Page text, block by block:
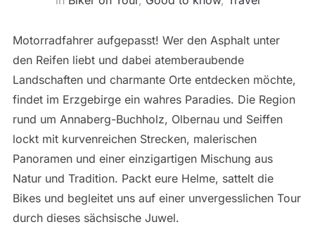
Motorradfahrer aufgepasst! Wer den Asphalt unter
den Reifen liebt und dabei atemberaubende
Landschaften und charmante Orte entdecken möchte,
findet im Erzgebirge ein wahres Paradies. Die Region
rund um Annaberg-Buchholz, Olbernau und Seiffen
lockt mit kurvenreichen Strecken, malerischen
Panoramen und einer einzigartigen Mischung aus
Natur und Tradition. Packt eure Helme, sattelt die
Bikes und begleitet uns auf einer unvergesslichen Tour
durch dieses sächsische Juwel.